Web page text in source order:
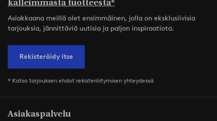
kalleimmasta tuotteesta*
Asiakkaana meillä olet ensimmäinen, jolla on eksklusiivisia
tarjouksia, jännittäviä uutisia ja paljon inspiraatiota.
Rekisteröidy itse
* Katso tarjouksen ehdot rekisteröitymisen yhteydessä
Asiakaspalvelu